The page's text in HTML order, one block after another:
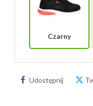
Czarny
Udostępnij